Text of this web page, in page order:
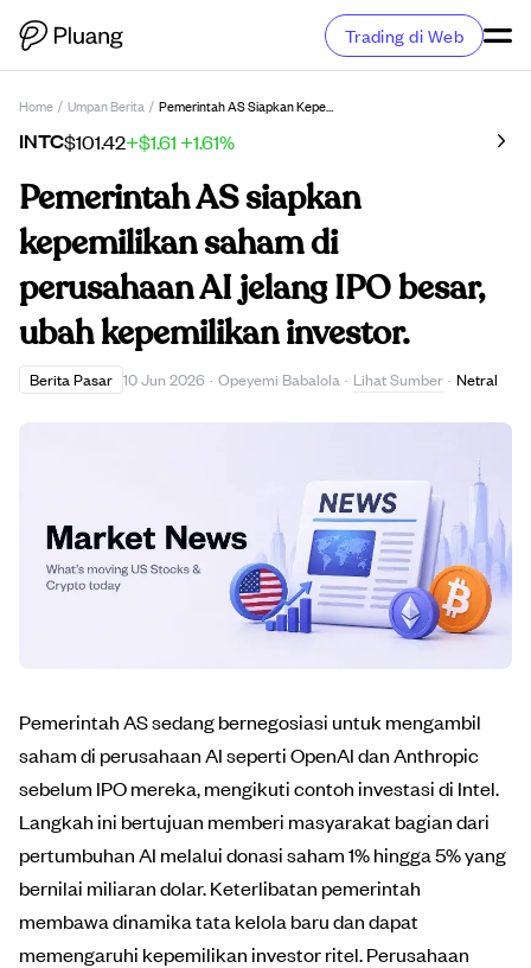
Trading di Web
Home / Umpan Berita / Pemerintah AS Siapkan Kepemilikan Saham Di Perusahaan AI Jelang IPO Besar, Ubah Kepemilikan Investor.
INTC$101.42+$1.61 +1.61%
Pemerintah AS siapkan
kepemilikan saham di
perusahaan AI jelang IPO besar,
ubah kepemilikan investor.
Berita Pasar 10 Jun 2026 · Opeyemi Babalola · Lihat Sumber · Netral
Pemerintah AS sedang bernegosiasi untuk mengambil
saham di perusahaan AI seperti OpenAI dan Anthropic
sebelum IPO mereka, mengikuti contoh investasi di Intel.
Langkah ini bertujuan memberi masyarakat bagian dari
pertumbuhan AI melalui donasi saham 1% hingga 5% yang
bernilai miliaran dolar. Keterlibatan pemerintah
membawa dinamika tata kelola baru dan dapat
memengaruhi kepemilikan investor ritel. Perusahaan